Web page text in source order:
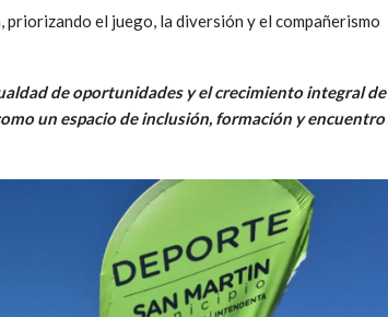
el juego, la diversión y el compañerismo
de oportunidades y el crecimiento integral de
un espacio de inclusión, formación y encuentro